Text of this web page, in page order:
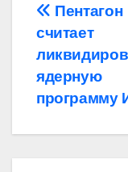
по
записям
Пентагон
считает
ядерную
программу